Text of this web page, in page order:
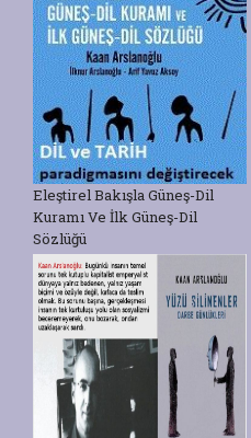
Eleştirel Bakışla Güneş-Dil
Kuramı Ve İlk Güneş-Dil
Sözlüğü